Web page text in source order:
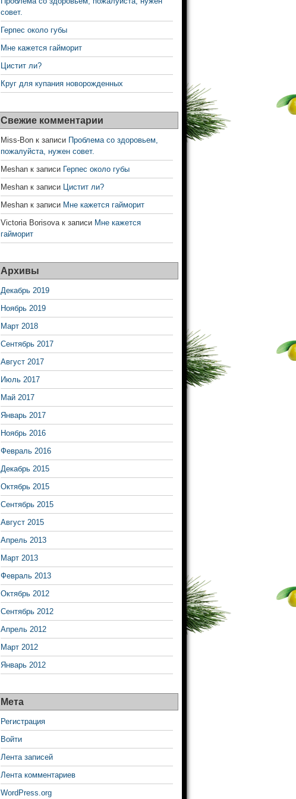
совет.
Герпес около губы
Мне кажется гайморит
Цистит ли?
Круг для купания новорожденных
Свежие комментарии
Miss-Bon к записи Проблема со здоровьем,
пожалуйста, нужен совет.
Meshan к записи Герпес около губы
Meshan к записи Цистит ли?
Meshan к записи Мне кажется гайморит
Victoria Borisovaк записи Мне кажется
гайморит
Архивы
Декабрь 2019
Ноябрь 2019
Март 2018
Сентябрь 2017
Август 2017
Июль 2017
Май 2017
Январь 2017
Ноябрь 2016
Февраль 2016
Декабрь 2015
Октябрь 2015
Сентябрь 2015
Август 2015
Апрель 2013
Март 2013
Февраль 2013
Октябрь 2012
Сентябрь 2012
Апрель 2012
Март 2012
Январь 2012
Мета
Регистрация
Войти
Лента записей
Лента комментариев
WordPress.org